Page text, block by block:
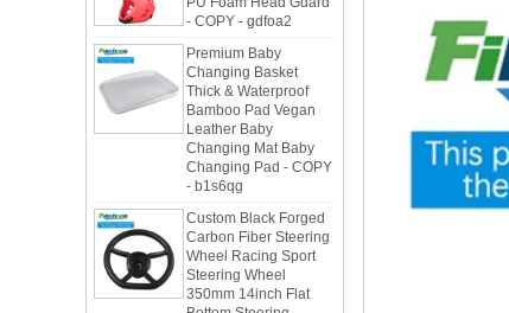
Premium Baby
Changing Basket
Thick & Waterproof
Bamboo Pad Vegan
Leather Baby
Changing Mat Baby
Changing Pad - COPY
- b1s6qg
Custom Black Forged
Carbon Fiber Steering
Wheel Racing Sport
Steering Wheel
350mm 14inch Flat
Bottom Steering
Wheel - COPY - lrc4c6